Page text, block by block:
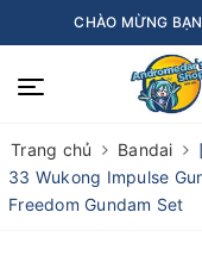
CHÀO MỪNG
Trang chủ Bandai
33 Wukong Impulse
Freedom Gundam Set